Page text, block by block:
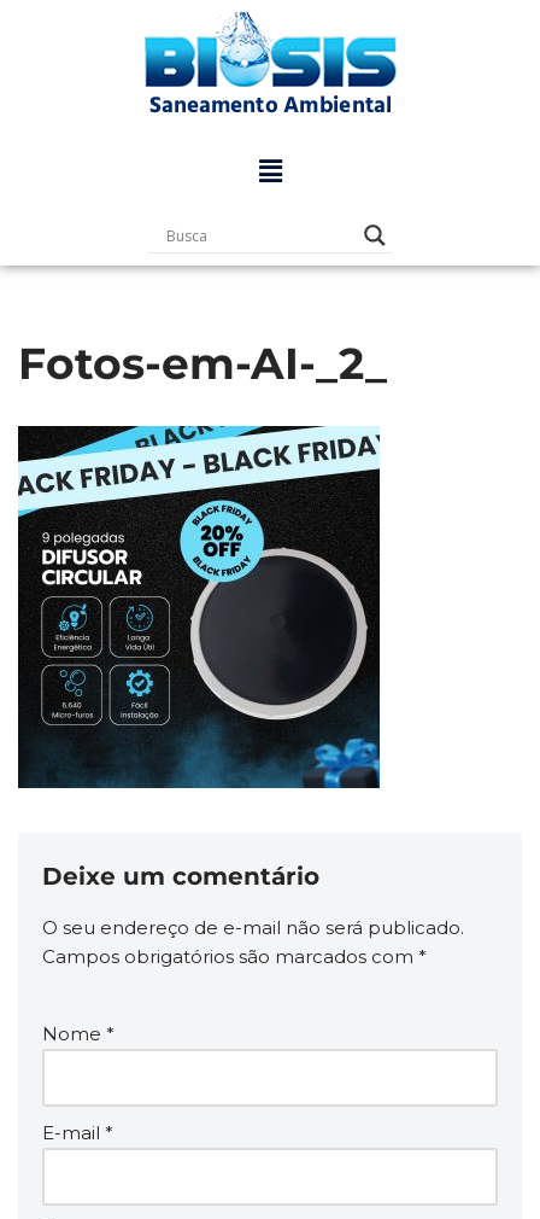
Fotos-em-AI-_2_
Deixe um comentário
O seu endereço de e-mail não será publicado.
Campos obrigatórios são marcados com *
Nome *
E-mail *